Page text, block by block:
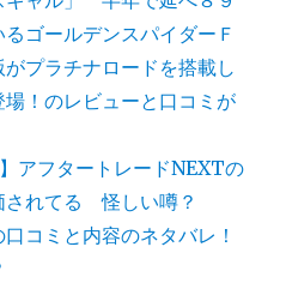
ゴールデンスパイダーＦ
プラチナロードを搭載し
！のレビューと口コミが
アフタートレードNEXTの
されてる 怪しい噂？
コミと内容のネタバレ！